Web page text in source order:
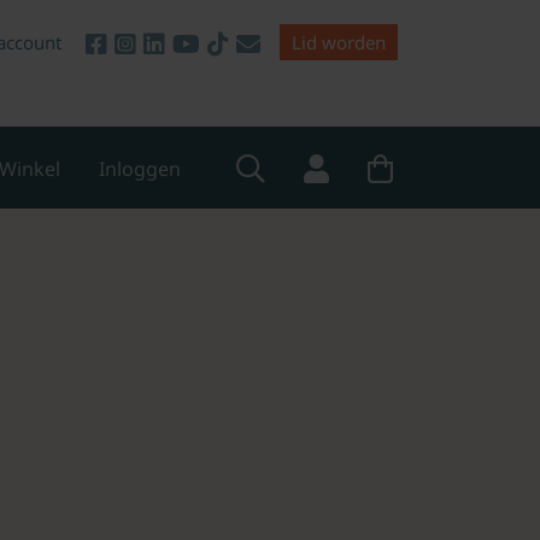
Lid worden
Winkel Inloggen